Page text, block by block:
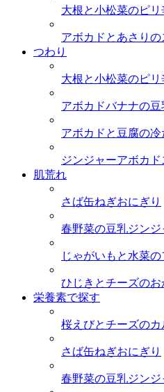
大根と小松菜のピ
アボカドとあさりの
つわり
大根と小松菜のピ
アボカドバナナの豆
アボカドと豆腐の
ジンジャーアボカ
肌荒れ
さば缶ねぎおにぎり
春野菜の豆乳ジン
じゃがいもと水菜
ひじきとチーズの
栄養素で探す
桜えびとチーズのカ
さば缶ねぎおにぎり
春野菜の豆乳ジン